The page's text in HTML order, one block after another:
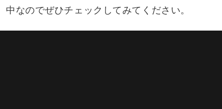
中なのでぜひチェックしてみてください。